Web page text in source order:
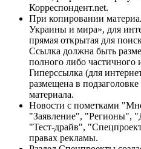
Корреспондент.net.
При копировании
Украины и мира», для
прямая открытая для
Ссылка должна быть
полного либо частичного
Гиперссылка (для
размещена в
материала.
Новости с пометками
"Заявление", "Регионы",
"Тест-драйв",
правах рекламы.